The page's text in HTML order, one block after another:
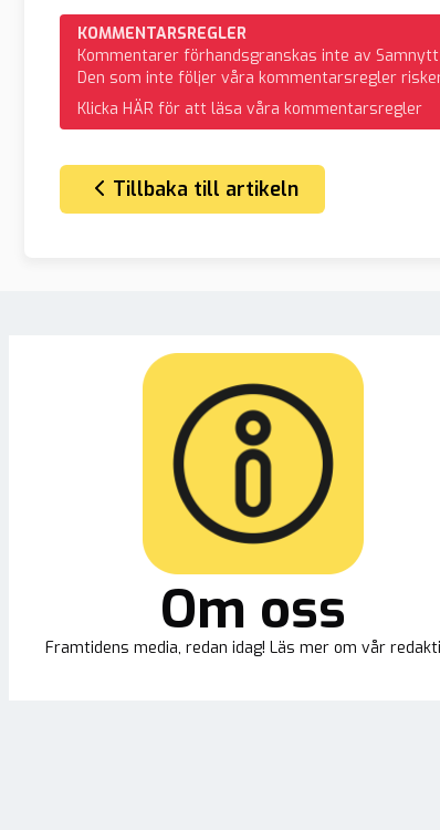
KOMMENTARSREGLER
Kommentarer förhandsgranskas inte av
Den som inte följer våra kommentarsregler
Klicka HÄR för att läsa våra kommentarsregler
Tillbaka till artikeln
Om oss
Framtidens media, redan idag! Läs mer om vår